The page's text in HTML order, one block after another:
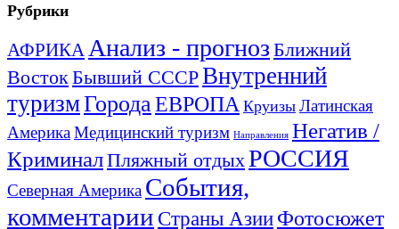
Рубрики
АФРИКА Анализ - прогноз Ближний
Восток Бывший СССРВнутренний
туризмГорода ЕВРОПА Круизы Латинская
Америка Медицинский туризм Направления Негатив /
КриминалПляжный отдыхРОССИЯ
Северная Америка События,
комментарии Страны Азии Фотосюжет